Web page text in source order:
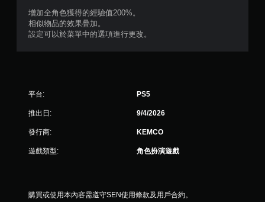
增加全角色獲得的經驗值200%。
相似物品的效果疊加。
設定可以於菜單中的選項進行更改。
平台: PS5
推出日: 9/4/2026
發行商: KEMCO
遊戲類型: 角色扮演遊戲
購買或使用本內容需遵守SEN使用條款及用戶合約。